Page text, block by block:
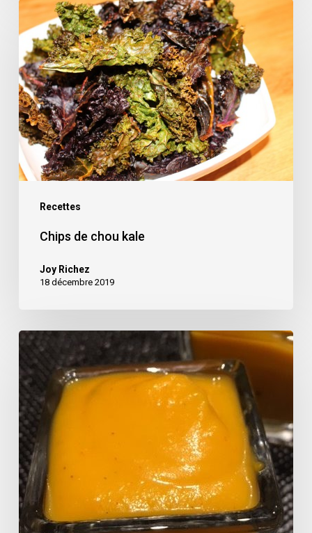
Recettes
Chips
de
chou
kale
Chips de chou kale
Joy Richez
18 décembre 2019
Soupe
butternut